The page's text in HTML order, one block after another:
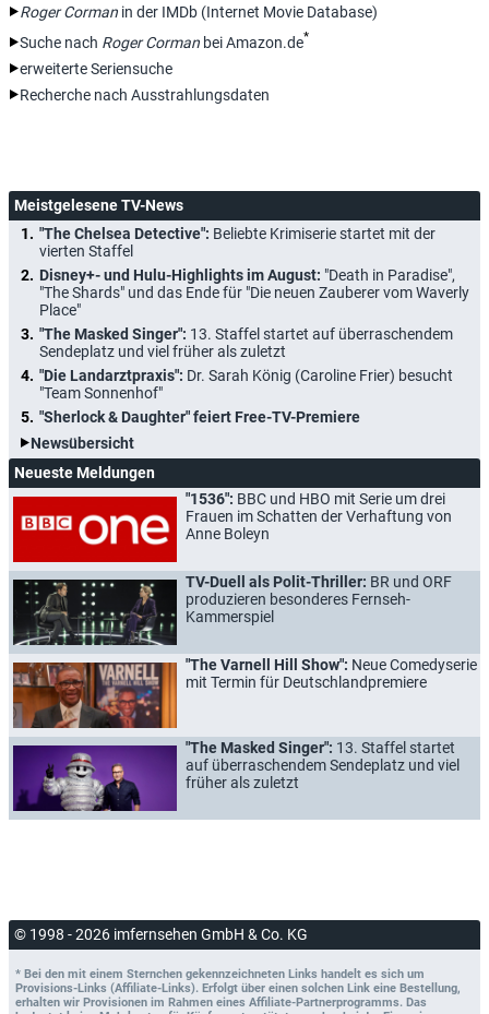
Roger Corman in der IMDb (Internet Movie Database)
Suche nach Roger Corman bei Amazon.de*
erweiterte Seriensuche
Recherche nach Ausstrahlungsdaten
Meistgelesene TV-News
"The Chelsea Detective": Beliebte Krimiserie startet mit der
vierten Staffel
Disney+- und Hulu-Highlights im August: "Death in Paradise",
"The Shards" und das Ende für "Die neuen Zauberer vom Waverly
Place"
"The Masked Singer": 13. Staffel startet auf überraschendem
Sendeplatz und viel früher als zuletzt
"Die Landarztpraxis": Dr. Sarah König (Caroline Frier) besucht
"Team Sonnenhof"
"Sherlock & Daughter" feiert Free-TV-Premiere
Newsübersicht
Neueste Meldungen
"1536": BBC und HBO mit Serie um drei
Frauen im Schatten der Verhaftung von
Anne Boleyn
TV-Duell als Polit-Thriller: BR und ORF
produzieren besonderes Fernseh-
Kammerspiel
"The Varnell Hill Show": Neue Comedyserie
mit Termin für Deutschlandpremiere
"The Masked Singer": 13. Staffel startet
auf überraschendem Sendeplatz und viel
früher als zuletzt
© 1998 - 2026 imfernsehen GmbH & Co. KG
* Bei den mit einem Sternchen gekennzeichneten Links handelt es sich um
Provisions-Links (Affiliate-Links). Erfolgt über einen solchen Link eine Bestellung,
erhalten wir Provisionen im Rahmen eines Affiliate-Partnerprogramms. Das